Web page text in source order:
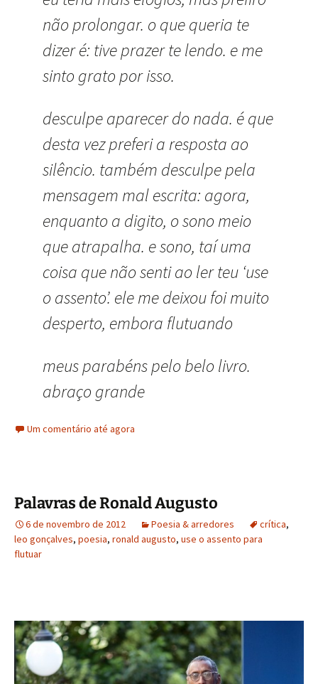
não prolongar. o que queria te
dizer é: tive prazer te lendo. e me
sinto grato por isso.
desculpe aparecer do nada. é que
desta vez preferi a resposta ao
silêncio. também desculpe pela
mensagem mal escrita: agora,
enquanto a digito, o sono meio
que atrapalha. e sono, taí uma
coisa que não senti ao ler teu ‘use
o assento’. ele me deixou foi muito
desperto, embora flutuando
meus parabéns pelo belo livro.
abraço grande
Um comentário até agora
Palavras de Ronald Augusto
6 de novembro de 2012 Poesia & arredores crítica,
leo gonçalves, poesia, ronald augusto, use o assento para
flutuar